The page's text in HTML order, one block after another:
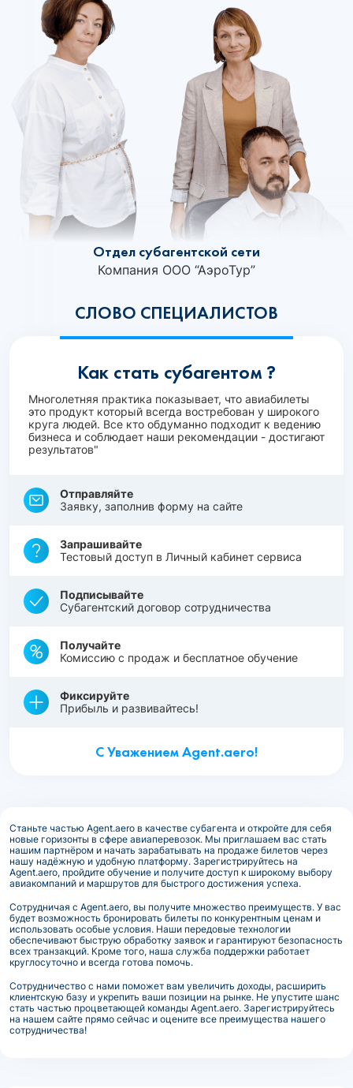
СЛОВО СПЕЦИАЛИСТОВ
Отдел субагентской сети
Компания ООО “АэроТур”
Как стать субагентом ?
Многолетняя практика показывает, что авиабилеты
это продукт который всегда востребован у широкого
круга людей. Все кто обдуманно подходит к ведению
бизнеса и соблюдает наши рекомендации - достигают
результатов"
Отправляйте
Заявку, заполнив форму на сайте
Запрашивайте
Тестовый доступ в Личный кабинет сервиса
Подписывайте
Субагентский договор сотрудничества
Получайте
Комиссию с продаж и бесплатное обучение
Фиксируйте
Прибыль и развивайтесь!
С Уважением Agent.aero!
Станьте частью Agent.aero в качестве субагента и откройте для себя
новые горизонты в сфере авиаперевозок. Мы приглашаем вас стать
нашим партнёром и начать зарабатывать на продаже билетов через
нашу надёжную и удобную платформу. Зарегистрируйтесь на
Agent.aero, пройдите обучение и получите доступ к широкому выбору
авиакомпаний и маршрутов для быстрого достижения успеха.
Сотрудничая с Agent.aero, вы получите множество преимуществ. У вас
будет возможность бронировать билеты по конкурентным ценам и
использовать особые условия. Наши передовые технологии
обеспечивают быструю обработку заявок и гарантируют безопасность
всех транзакций. Кроме того, наша служба поддержки работает
круглосуточно и всегда готова помочь.
Сотрудничество с нами поможет вам увеличить доходы, расширить
клиентскую базу и укрепить ваши позиции на рынке. Не упустите шанс
стать частью процветающей команды Agent.aero. Зарегистрируйтесь
на нашем сайте прямо сейчас и оцените все преимущества нашего
сотрудничества!